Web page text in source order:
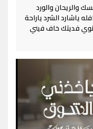
والريحان والورد
ياشارد الشرد ياراحة
فديتك خاف فيني